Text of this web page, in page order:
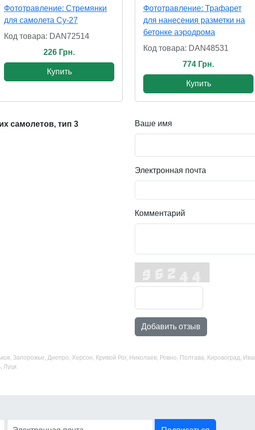
Фототравление: Стремянки
для самолета Су-27
Код товара: DAN72514
226 Грн.
Купить
Фототравление: Трафарет
для нанесения разметки на
бетонке аэродрома
Код товара: DAN48531
774 Грн.
Купить
самолетов, тип 3 Ваше имя
Электронная почта
Комментарий
Добавить отзыв
Запорожье, Днепро, Херсон, Кривой Рог, Николаев, Ровно, Полтава, Кировоград,
Луцк